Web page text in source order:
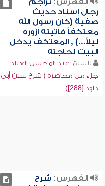
الفهرس: تراجم
رجال إسناد حديث
صفية (كان رسول الله
معتكفاً فأتيته أزوره
ليلاً...) , المعتكف يدخل
البيت لحاجته
للشيخ: عبد المحسن العباد
جزء من محاضرة ( شرح سنن أبي
داود [288])
الفهرس: شرح